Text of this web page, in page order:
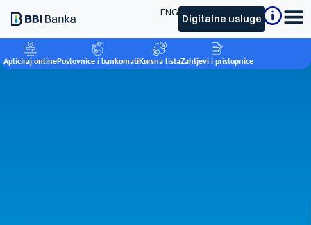
Digitalne usluge
ENG
Apliciraj onlinePoslovnice i bankomatiKursna listaZahtjevi i pristupnice